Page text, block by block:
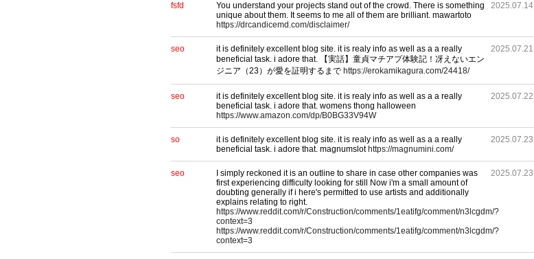
fsfd
You understand your projects stand out of the crowd. There is something
unique about them. It seems to me all of them are brilliant. mawartoto
https://drcandicemd.com/disclaimer/
2025.07.14
seo
it is definitely excellent blog site. it is realy info as well as a a really
beneficial task. i adore that. 【実話】童貞マチアプ体験記！冴えないエン
ジニア（23）が愛を証明するまで https://erokamikagura.com/24418/
2025.07.21
seo
it is definitely excellent blog site. it is realy info as well as a a really
beneficial task. i adore that. womens thong halloween
https://www.amazon.com/dp/B0BG33V94W
2025.07.22
so
it is definitely excellent blog site. it is realy info as well as a a really
beneficial task. i adore that. magnumslot https://magnumini.com/
2025.07.23
seo
I simply reckoned it is an outline to share in case other companies was
first experiencing difficulty looking for still Now i'm a small amount of
doubting generally if i here's permitted to use artists and additionally
explains relating to right.
https://www.reddit.com/r/Construction/comments/1eatifg/comment/n3lcgdm/?
context=3
https://www.reddit.com/r/Construction/comments/1eatifg/comment/n3lcgdm/?
context=3
2025.07.23